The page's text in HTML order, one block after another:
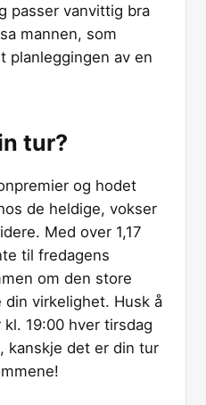
passer vanvittig bra
mannen, som
planleggingen av en
tur?
og hodet
de heldige, vokser
Med over 1,17
til fredagens
om den store
virkelighet. Husk å
19:00 hver tirsdag
kanskje det er din tur